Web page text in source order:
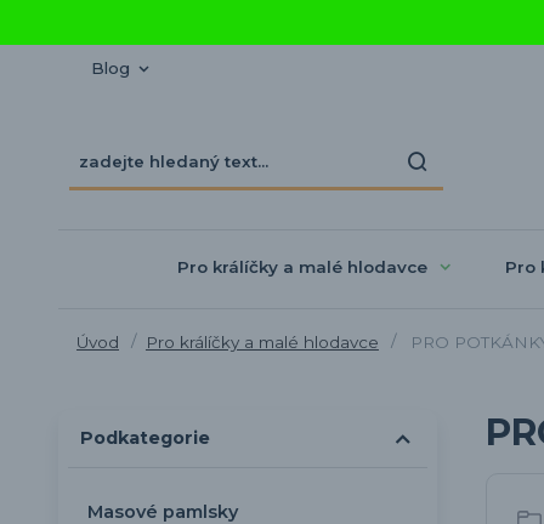
Blog
Pro králíčky a malé hlodavce Pro
Úvod Pro králíčky a malé hlodavce PRO
Podkategorie
Masové pamlsky